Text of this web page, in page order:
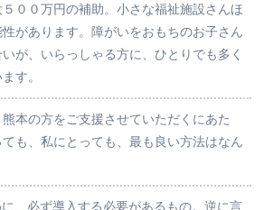
００万円の補助。小さな福祉施設さんほ
があります。障がいをおもちのお子さん
が、いらっしゃる方に、ひとりでも多く
す。
本の方をご支援させていただくにあた
も、私にとっても、最も良い方法はなん
、必ず導入する必要があるもの。逆に言